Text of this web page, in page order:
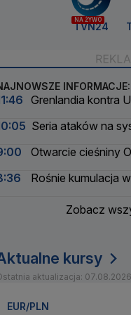
NA ŻYWO
TVN24
INFORMACJE:
Grenlandia kontra
Seria ataków na
Otwarcie cieśniny
Rośnie kumulacja
Zobacz
kursy
aktualizacja:
EUR/PLN